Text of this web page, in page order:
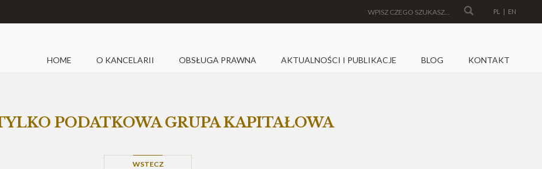
PL | EN
HOME O KANCELARII OBSŁUGA PRAWNA AKTUALNOŚCI I PUBLIKACJE BLOG KONTAKT
PODATKOWA GRUPA KAPITAŁOWA
WSTECZ